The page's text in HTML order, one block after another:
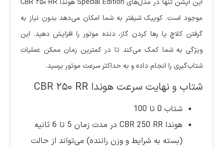
این آپشن تنها در مدل‌های Special Edition هوندا CBR 250 RR
موجود است. کوییک شیفتر به شما امکان می‌دهد بدون نیاز به
گرفتن کلاچ یا رها کردن گاز، دنده موتور را افزایش دهید. این
ویژگی به شما کمک می‌کند تا در کمترین زمان ممکن عملیات
شتاب‌گیری را انجام داده و به حداکثر سرعت موتور برسید.
شتاب و نهایت سرعت هوندا CBR 250 RR
شتاب 0 تا 100
هوندا CBR 250 RR در مدت زمان 5 تا 6 ثانیه
(بسته به شرایط و وزن راننده) می‌تواند از حالت